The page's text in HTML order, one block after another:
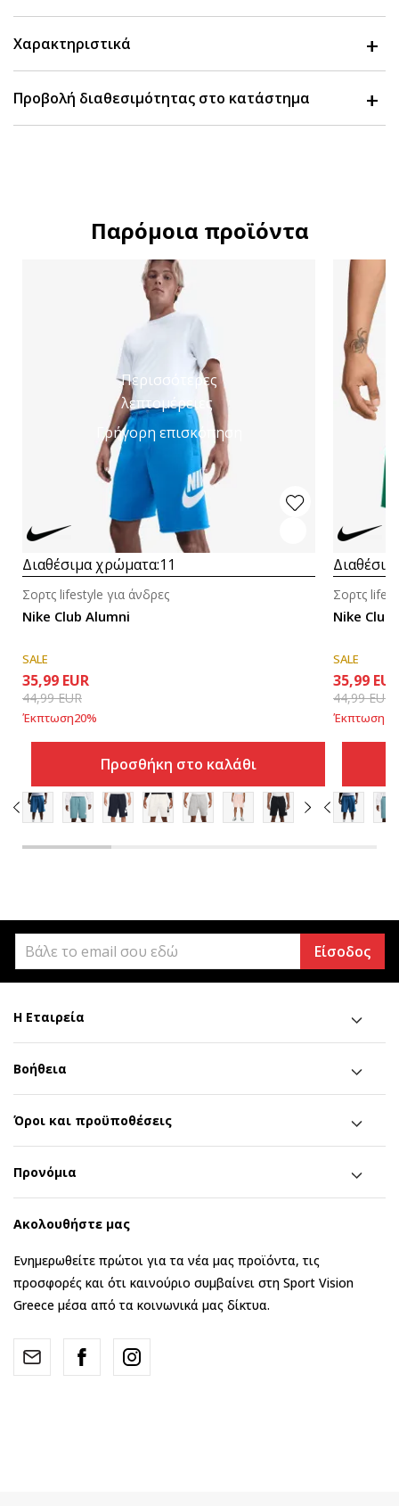
Χαρακτηριστικά
Προβολή διαθεσιμότητας στο κατάστημα
Παρόμοια προϊόντα
Περισσότερες
λεπτομέρειες
Γρήγορη επισκόπηση
Διαθέσιμα χρώματα:11
Nike Club Alumni
Σορτς lifestyle για άνδρες
SALE
35,99 EUR
44,99EUR
Έκπτωση20%
Προσθήκη στο καλάθι
Nike Club
Σορτς
SALE
35,99 EUR
44,99EUR
Έκπτωση
Είσοδος
Η Εταιρεία
Βοήθεια
Όροι και προϋποθέσεις
Προνόμια
Ακολουθήστε μας
Ενημερωθείτε πρώτοι για τα νέα μας προϊόντα, τις
προσφορές και ότι καινούριο συμβαίνει στη Sport Vision
Greece μέσα από τα κοινωνικά μας δίκτυα.